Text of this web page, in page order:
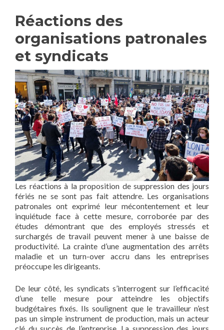
Réactions des
organisations patronales
et syndicats
Les réactions à la proposition de suppression des jours
fériés ne se sont pas fait attendre. Les organisations
patronales ont exprimé leur mécontentement et leur
inquiétude face à cette mesure, corroborée par des
études démontrant que des employés stressés et
surchargés de travail peuvent mener à une baisse de
productivité. La crainte d’une augmentation des arrêts
maladie et un turn-over accru dans les entreprises
préoccupe les dirigeants.
De leur côté, les syndicats s’interrogent sur l’efficacité
d’une telle mesure pour atteindre les objectifs
budgétaires fixés. Ils soulignent que le travailleur n’est
pas un simple instrument de production, mais un acteur
clé du succès de l’entreprise. La suppression des jours